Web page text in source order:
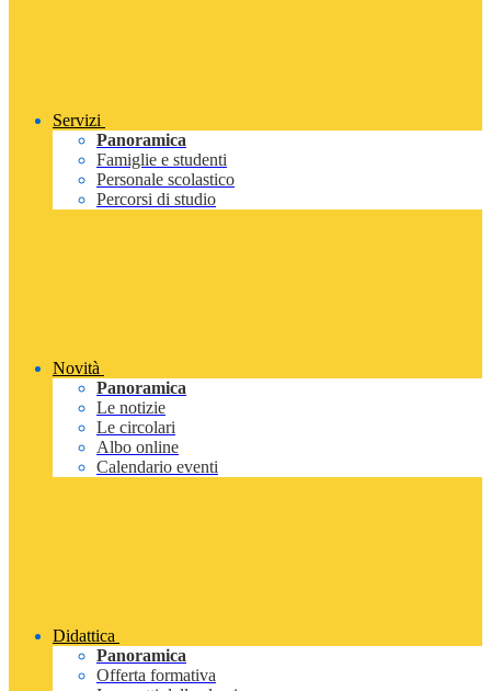
Servizi
Panoramica
Famiglie e studenti
Personale scolastico
Percorsi di studio
Novità
Panoramica
Le notizie
Le circolari
Albo online
Calendario eventi
Didattica
Panoramica
Offerta formativa